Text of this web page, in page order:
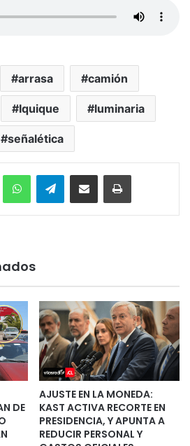
arrasa camión
Iquique luminaria
señalética
WhatsAppTelegramEnviar vía email Imprimir
DE
AJUSTE EN LA MONEDA:
KAST ACTIVA RECORTE EN
PRESIDENCIA, Y APUNTA A
REDUCIR PERSONAL Y